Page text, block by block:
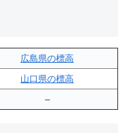
広島県の標高
山口県の標高
–